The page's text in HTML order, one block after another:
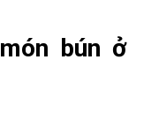
món bún ở